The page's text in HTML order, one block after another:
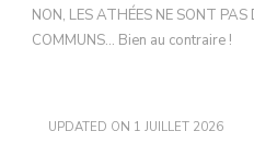
NON, LES ATHÉES NE SONT PAS
COMMUNS… Bien au contraire !
UPDATED ON 1 JUILLET 2026